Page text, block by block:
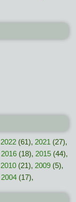
2022 (61), 2021 (27),
2016 (18), 2015 (44),
2010 (21), 2009 (5),
2004 (17),